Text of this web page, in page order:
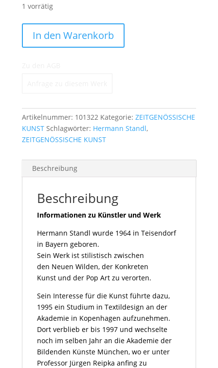
1 vorrätig
MengeIn den Warenkorb
Artikelnummer: 101322 Kategorie: ZEITGENÖSSISCHE
KUNST Schlagwörter: Hermann Standl,
ZEITGENÖSSISCHE KUNST
Beschreibung
Beschreibung
Informationen zu Künstler und Werk
Hermann Standl wurde 1964 in Teisendorf
in Bayern geboren.
Sein Werk ist stilistisch zwischen
den Neuen Wilden, der Konkreten
Kunst und der Pop Art zu verorten.
Sein Interesse für die Kunst führte dazu,
1995 ein Studium in Textildesign an der
Akademie in Kopenhagen aufzunehmen.
Dort verblieb er bis 1997 und wechselte
noch im selben Jahr an die Akademie der
Bildenden Künste München, wo er unter
Professor Jürgen Reipka anfing zu